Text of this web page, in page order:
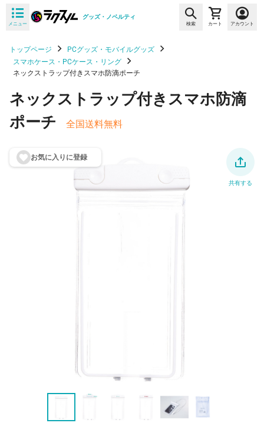
メニュー
グッズ・ノベルティ
検索 カート アカウント
トップページ
PCグッズ・モバイルグッズ
スマホケース・PCケース・リング
ネックストラップ付きスマホ防滴ポーチ
ネックストラップ付きスマホ防滴
ポーチ
全国送料無料
お気に入りに登録
共有する